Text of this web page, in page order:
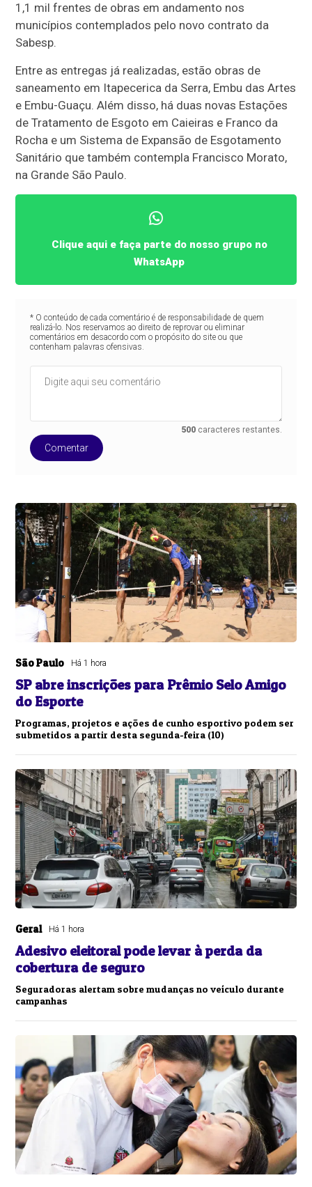
1,1 mil frentes de obras em andamento nos
municípios contemplados pelo novo contrato da
Sabesp.
Entre as entregas já realizadas, estão obras de
saneamento em Itapecerica da Serra, Embu das Artes
e Embu-Guaçu. Além disso, há duas novas Estações
de Tratamento de Esgoto em Caieiras e Franco da
Rocha e um Sistema de Expansão de Esgotamento
Sanitário que também contempla Francisco Morato,
na Grande São Paulo.
Clique aqui e faça parte do nosso grupo no
WhatsApp
* O conteúdo de cada comentário é de responsabilidade de quem
realizá-lo. Nos reservamos ao direito de reprovar ou eliminar
comentários em desacordo com o propósito do site ou que
contenham palavras ofensivas.
500 caracteres restantes.
Comentar
São Paulo Há 1 hora
SP abre inscrições para Prêmio Selo Amigo
do Esporte
Programas, projetos e ações de cunho esportivo podem ser
submetidos a partir desta segunda-feira (10)
Geral Há 1 hora
Adesivo eleitoral pode levar à perda da
cobertura de seguro
Seguradoras alertam sobre mudanças no veículo durante
campanhas